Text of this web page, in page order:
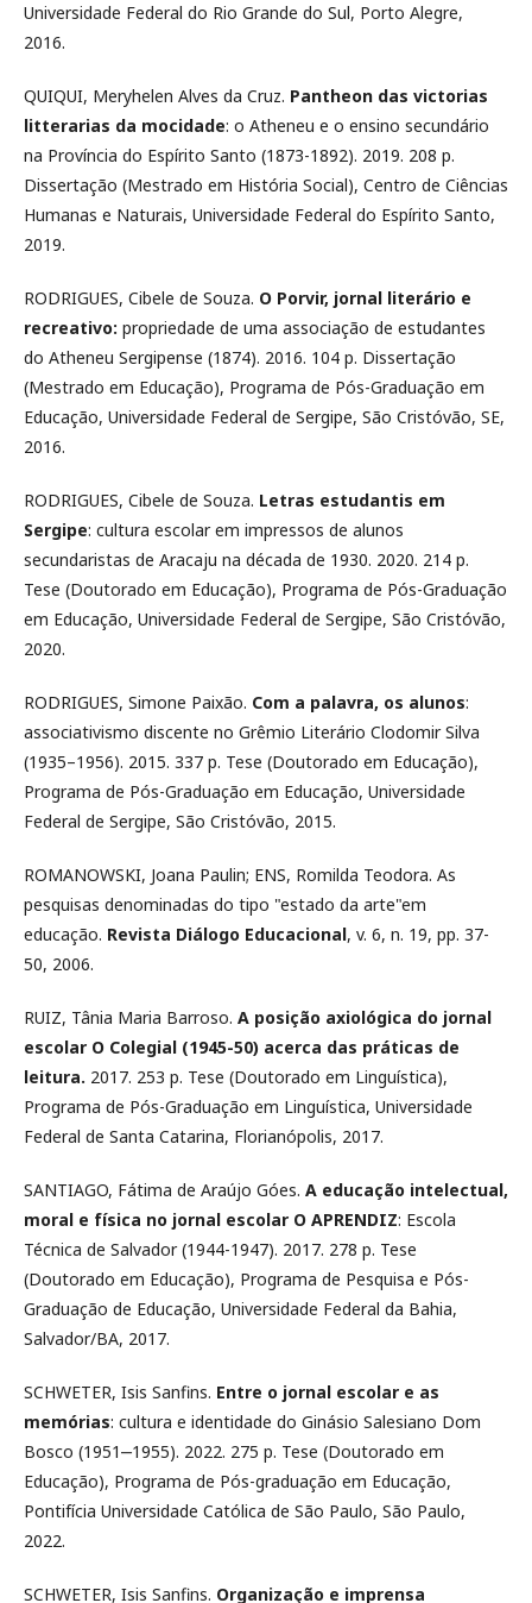
Universidade Federal do Rio Grande do Sul, Porto Alegre,
2016.
QUIQUI, Meryhelen Alves da Cruz. Pantheon das victorias
litterarias da mocidade: o Atheneu e o ensino secundário
na Província do Espírito Santo (1873-1892). 2019. 208 p.
Dissertação (Mestrado em História Social), Centro de Ciências
Humanas e Naturais, Universidade Federal do Espírito Santo,
2019.
RODRIGUES, Cibele de Souza. O Porvir, jornal literário e
recreativo: propriedade de uma associação de estudantes
do Atheneu Sergipense (1874). 2016. 104 p. Dissertação
(Mestrado em Educação), Programa de Pós-Graduação em
Educação, Universidade Federal de Sergipe, São Cristóvão, SE,
2016.
RODRIGUES, Cibele de Souza. Letras estudantis em
Sergipe: cultura escolar em impressos de alunos
secundaristas de Aracaju na década de 1930. 2020. 214 p.
Tese (Doutorado em Educação), Programa de Pós-Graduação
em Educação, Universidade Federal de Sergipe, São Cristóvão,
2020.
RODRIGUES, Simone Paixão. Com a palavra, os alunos:
associativismo discente no Grêmio Literário Clodomir Silva
(1935–1956). 2015. 337 p. Tese (Doutorado em Educação),
Programa de Pós-Graduação em Educação, Universidade
Federal de Sergipe, São Cristóvão, 2015.
ROMANOWSKI, Joana Paulin; ENS, Romilda Teodora. As
pesquisas denominadas do tipo "estado da arte"em
educação. Revista Diálogo Educacional, v. 6, n. 19, pp. 37-
50, 2006.
RUIZ, Tânia Maria Barroso. A posição axiológica do jornal
escolar O Colegial (1945-50) acerca das práticas de
leitura. 2017. 253 p. Tese (Doutorado em Linguística),
Programa de Pós-Graduação em Linguística, Universidade
Federal de Santa Catarina, Florianópolis, 2017.
SANTIAGO, Fátima de Araújo Góes. A educação intelectual,
moral e física no jornal escolar O APRENDIZ: Escola
Técnica de Salvador (1944-1947). 2017. 278 p. Tese
(Doutorado em Educação), Programa de Pesquisa e Pós-
Graduação de Educação, Universidade Federal da Bahia,
Salvador/BA, 2017.
SCHWETER, Isis Sanfins. Entre o jornal escolar e as
memórias: cultura e identidade do Ginásio Salesiano Dom
Bosco (1951‒1955). 2022. 275 p. Tese (Doutorado em
Educação), Programa de Pós-graduação em Educação,
Pontifícia Universidade Católica de São Paulo, São Paulo,
2022.
SCHWETER, Isis Sanfins. Organização e imprensa